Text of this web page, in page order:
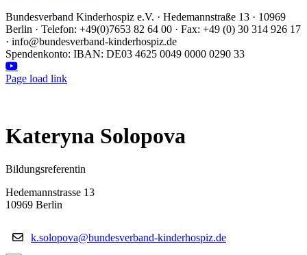
Bundesverband Kinderhospiz e.V. · Hedemannstraße 13 · 10969
Berlin · Telefon: +49(0)7653 82 64 00 · Fax: +49 (0) 30 314 926 17
· info@bundesverband-kinderhospiz.de
Spendenkonto: IBAN: DE03 4625 0049 0000 0290 33
Facebook
Instagram
LinkedIn
YouTube
Page load link
Kateryna Solopova
Bildungsreferentin
Hedemannstrasse 13
10969 Berlin
k.solopova@bundesverband-kinderhospiz.de